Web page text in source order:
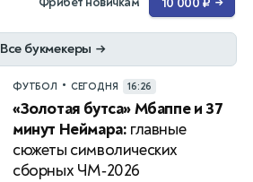
→
Все букмекеры →
ФУТБОЛ • СЕГОДНЯ 16:26
«Золотая бутса» Мбаппе и 37
минут Неймара: главные
сюжеты символических
сборных ЧМ‑2026